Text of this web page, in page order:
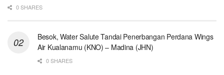
0 SHARES
Besok, Water Salute Tandai Penerbangan Perdana Wings
Air Kualanamu (KNO) – Madina (JHN)
0 SHARES